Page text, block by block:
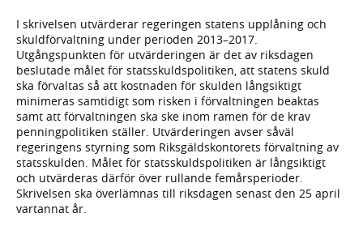
I skrivelsen utvärderar regeringen statens upplåning och
skuldförvaltning under perioden 2013–2017.
Utgångspunkten för utvärderingen är det av riksdagen
beslutade målet för statsskuldspolitiken, att statens skuld
ska förvaltas så att kostnaden för skulden långsiktigt
minimeras samtidigt som risken i förvaltningen beaktas
samt att förvaltningen ska ske inom ramen för de krav
penningpolitiken ställer. Utvärderingen avser såväl
regeringens styrning som Riksgäldskontorets förvaltning av
statsskulden. Målet för statsskuldspolitiken är långsiktigt
och utvärderas därför över rullande femårsperioder.
Skrivelsen ska överlämnas till riksdagen senast den 25 april
vartannat år.